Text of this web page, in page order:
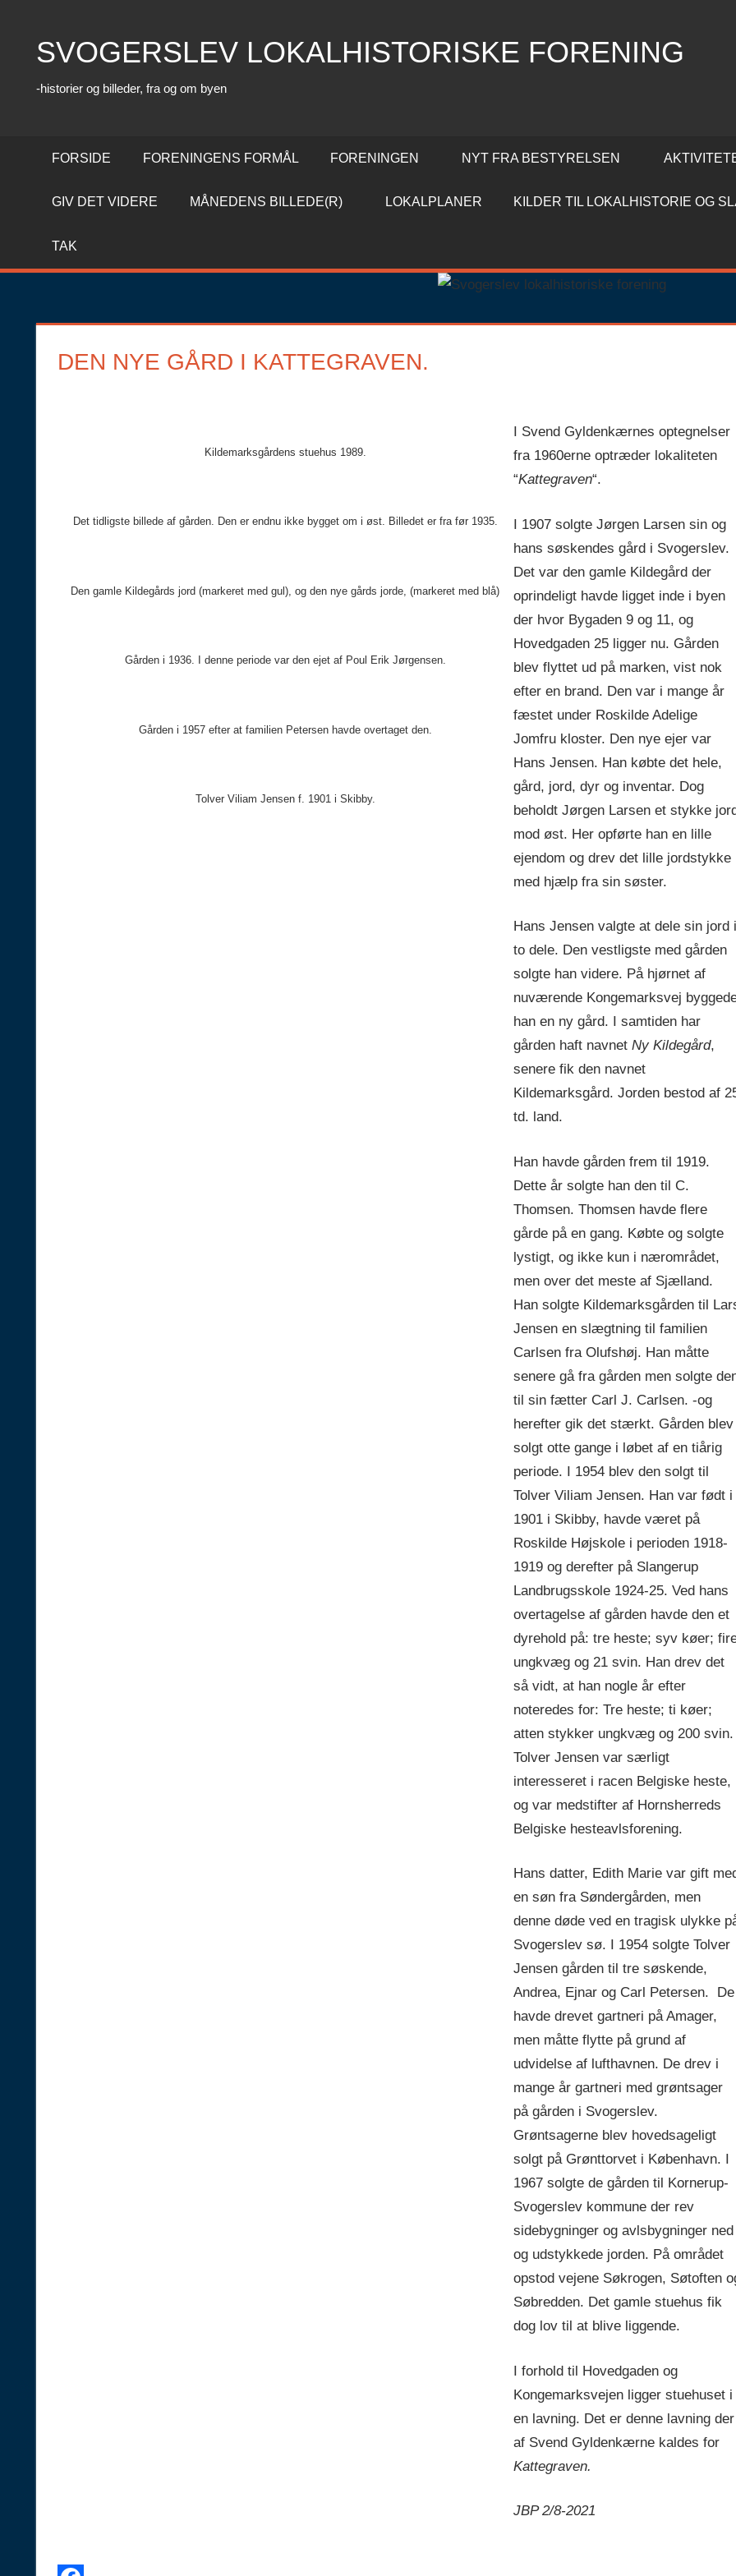
contentSVOGERSLEV LOKALHISTORISKE FORENING
-historier og billeder, fra og om byen
FORSIDE FORENINGENS FORMÅL FORENINGEN NYT FRA BESTYRELSEN
GIV DET VIDERE MÅNEDENS BILLEDE(R) LOKALPLANER KILDER TIL LOKALHISTORIE OG
TAK
DEN NYE GÅRD I KATTEGRAVEN.
Kildemarksgårdens stuehus 1989.
Det tidligste billede af gården. Den er endnu ikke bygget om i øst. Billedet er fra før 1935.
Den gamle Kildegårds jord (markeret med gul), og den nye gårds jorde, (markeret med blå)
Gården i 1936. I denne periode var den ejet af Poul Erik Jørgensen.
Gården i 1957 efter at familien Petersen havde overtaget den.
Tolver Viliam Jensen f. 1901 i Skibby.
I Svend Gyldenkærnes optegnelser
fra 1960erne optræder lokaliteten
“Kattegraven“.
I 1907 solgte Jørgen Larsen sin og
hans søskendes gård i Svogerslev.
Det var den gamle Kildegård der
oprindeligt havde ligget inde i byen
der hvor Bygaden 9 og 11, og
Hovedgaden 25 ligger nu. Gården
blev flyttet ud på marken, vist nok
efter en brand. Den var i mange år
fæstet under Roskilde Adelige
Jomfru kloster. Den nye ejer var
Hans Jensen. Han købte det hele,
gård, jord, dyr og inventar. Dog
beholdt Jørgen Larsen et stykke
mod øst. Her opførte han en lille
ejendom og drev det lille jordstykke
med hjælp fra sin søster.
Hans Jensen valgte at dele sin jord
to dele. Den vestligste med gården
solgte han videre. På hjørnet af
nuværende Kongemarksvej
han en ny gård. I samtiden har
gården haft navnetNy Kildegård,
senere fik den navnet
Kildemarksgård. Jorden bestod af
td. land.
Han havde gården frem til 1919.
Dette år solgte han den til C.
Thomsen. Thomsen havde flere
gårde på en gang. Købte og solgte
lystigt, og ikke kun i nærområdet,
men over det meste af Sjælland.
Han solgte Kildemarksgården til
Jensen en slægtning til familien
Carlsen fra Olufshøj. Han måtte
senere gå fra gården men solgte
til sin fætter Carl J. Carlsen. -og
herefter gik det stærkt. Gården blev
solgt otte gange i løbet af en tiårig
periode. I 1954 blev den solgt til
Tolver Viliam Jensen. Han var født i
1901 i Skibby, havde været på
Roskilde Højskole i perioden 1918-
1919 og derefter på Slangerup
Landbrugsskole 1924-25. Ved hans
overtagelse af gården havde den et
dyrehold på: tre heste; syv køer;
ungkvæg og 21 svin. Han drev det
så vidt, at han nogle år efter
noteredes for: Tre heste; ti køer;
atten stykker ungkvæg og 200 svin.
Tolver Jensen var særligt
interesseret i racen Belgiske heste,
og var medstifter af Hornsherreds
Belgiske hesteavlsforening.
Hans datter, Edith Marie var gift
en søn fra Søndergården, men
denne døde ved en tragisk ulykke
Svogerslev sø. I 1954 solgte Tolver
Jensen gården til tre søskende,
Andrea, Ejnar og Carl Petersen. De
havde drevet gartneri på Amager,
men måtte flytte på grund af
udvidelse af lufthavnen. De drev i
mange år gartneri med grøntsager
på gården i Svogerslev.
Grøntsagerne blev hovedsageligt
solgt på Grønttorvet i København. I
1967 solgte de gården til Kornerup-
Svogerslev kommune der rev
sidebygninger og avlsbygninger ned
og udstykkede jorden. På området
opstod vejene Søkrogen, Søtoften
Søbredden. Det gamle stuehus fik
dog lov til at blive liggende.
I forhold til Hovedgaden og
Kongemarksvejen ligger stuehuset i
en lavning. Det er denne lavning der
af Svend Gyldenkærne kaldes for
Kattegraven.
JBP 2/8-2021